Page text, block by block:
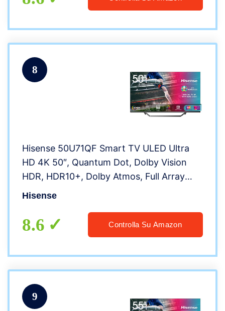
8
Hisense 50U71QF Smart TV ULED Ultra
HD 4K 50″, Quantum Dot, Dolby Vision
HDR, HDR10+, Dolby Atmos, Full Array
Local Dimming, con Alexa integrata, Tuner
Amazon – 2020]
Hisense
8.6 Controlla Su Amazon
9